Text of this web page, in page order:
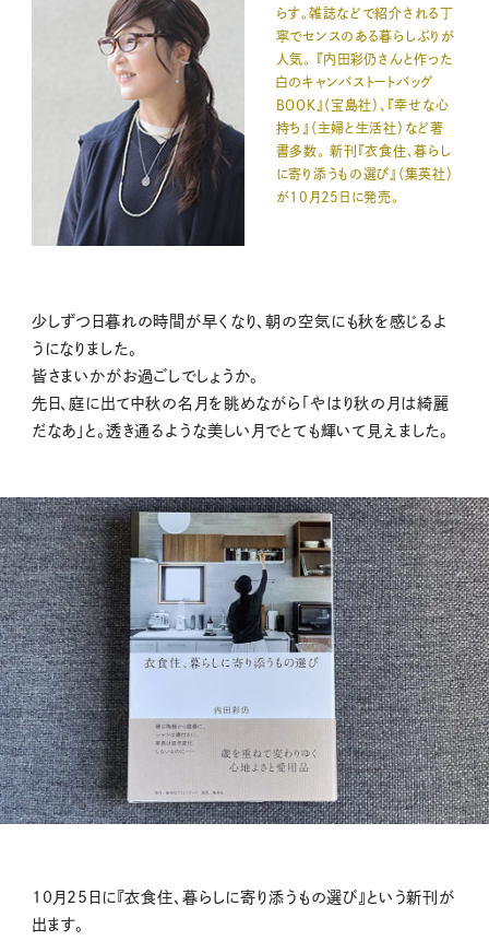
らす。雑誌などで紹介される丁
寧でセンスのある暮らしぶりが
人気。 『内田彩仍さんと作った
白のキャンバストートバッグ
BOOK』（宝島社）、『幸せな心
持ち』（主婦と生活社）など著
書多数。 新刊『衣食住、暮らし
に寄り添うもの選び』（集英社）
が10月25日に発売。
少しずつ日暮れの時間が早くなり、朝の空気にも秋を感じるよ
うになりました。
皆さまいかがお過ごしでしょうか。
先日、庭に出て中秋の名月を眺めながら「やはり秋の月は綺麗
だなあ」と。透き通るような美しい月でとても輝いて見えました。
10月25日に『衣食住、暮らしに寄り添うもの選び』という新刊が
出ます。